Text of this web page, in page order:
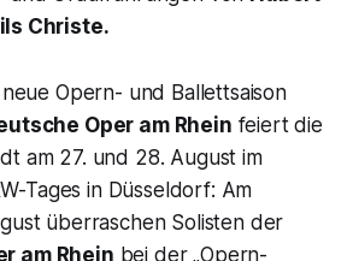
Christe.
Opern- und Ballettsaison
Oper am Rhein feiert die
am 27. und 28. August im
Tages in Düsseldorf: Am
überraschen Solisten der
am Rhein bei der „Opern-